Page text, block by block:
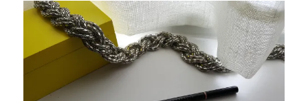
Brow
Pencil
–
NYX